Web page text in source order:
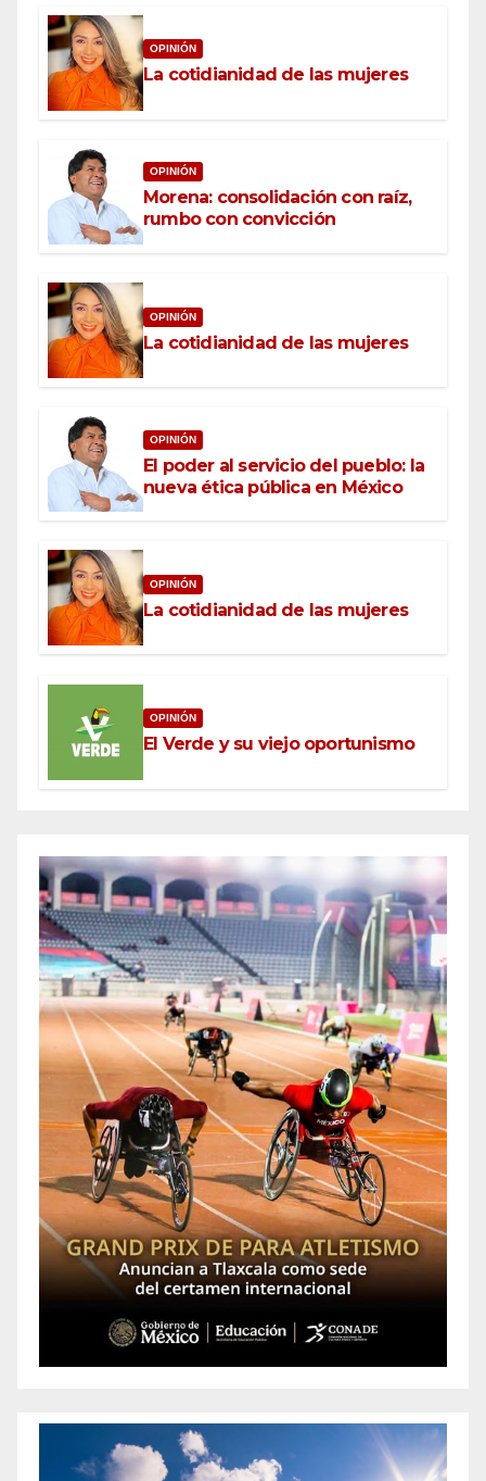
OPINIÓN
La cotidianidad de las mujeres
OPINIÓN
Morena: consolidación con raíz,
rumbo con convicción
OPINIÓN
La cotidianidad de las mujeres
OPINIÓN
El poder al servicio del pueblo: la
nueva ética pública en México
OPINIÓN
La cotidianidad de las mujeres
OPINIÓN
El Verde y su viejo oportunismo